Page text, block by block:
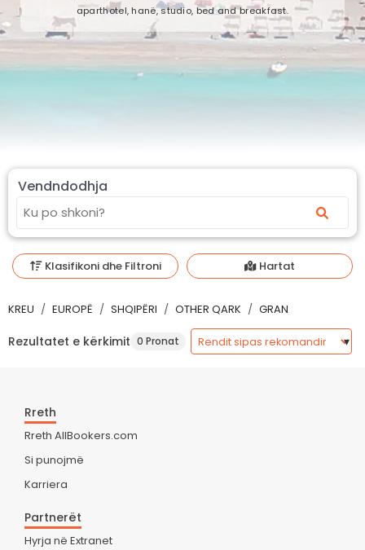
aparthotel, hanë, studio, bed and breakfast.
Vendndodhja
Klasifikoni dhe Filtroni Hartat
KREU EUROPË SHQIPËRI OTHER QARK GRAN
Rezultatet e kërkimit 0 Pronat
Rreth
Rreth AllBookers.com
Si punojmë
Karriera
Partnerët
Hyrja në Extranet